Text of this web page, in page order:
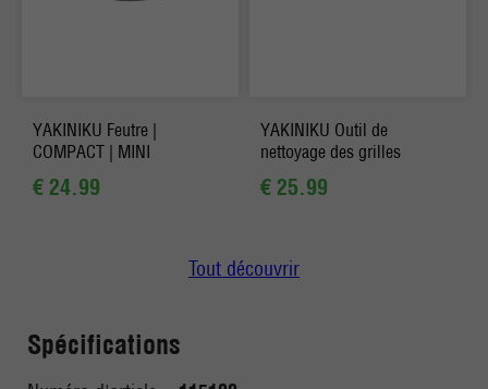
YAKINIKU Feutre |
COMPACT | MINI
€ 24.99
YAKINIKU Outil de
nettoyage des grilles
€ 25.99
Tout découvrir
Spécifications